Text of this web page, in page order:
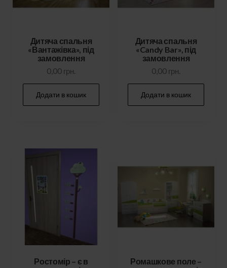
Дитяча спальня
«Вантажівка», під
замовлення
0,00 грн.
Додати в кошик
Дитяча спальня
«Candy Bar», під
замовлення
0,00 грн.
Додати в кошик
Ростомір – є в
Ромашкове поле –